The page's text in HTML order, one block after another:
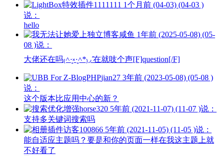
1111111 1个月前 (04-03) (04-03 )
说：
hello
咸鱼 1年前 (2025-05-08) (05-
08 )说：
大佬还在吗₍˄·͈༝·͈˄*₎◞ ̑̑在就吱个声[F]question[/F]
jian27 3年前 (2023-05-08) (05-08 )
说：
这个版本比应用中心的新？
horse320 5年前 (2021-11-07) (11-07 )说：
支持多关键词搜索吗
访客100866 5年前 (2021-11-05) (11-05 )说：
能自适应主题吗？要是和你的页面一样在我这主题上就
不好看了